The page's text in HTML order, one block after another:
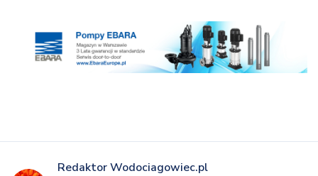
Redaktor Wodociagowiec.pl